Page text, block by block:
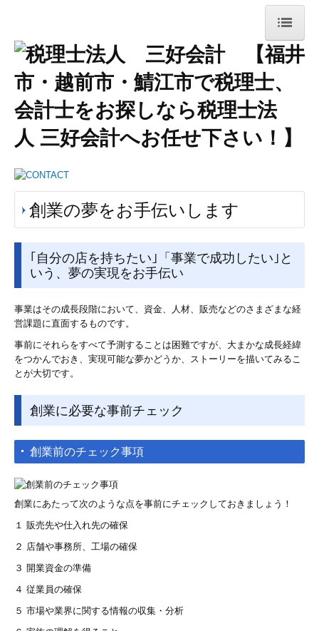
ホーム
事務所紹介
法人・個人事業者の皆様
お役立ち情報
デジタル化支援
相続税・事業承継について
お客様の声
採用情報
創業の夢をお手伝いします
｢自分の店を持ちたい｣「事業で成功したい｣と
いう、夢の実現をお手伝い
事業はその成長段階において、資金、人材、販売などのさまざまな経
営課題に直面するものです。
事前にそれらをすべて予測することは困難ですが、大まかな成長経緯
をつかんでおき、実現可能な夢かどうか、ストーリーを描いてみるこ
とが大切です。
創業に必要な事前チェック
創業前のチェック事項
創業にあたって次のような点を事前にチェックしておきましょう！
１ 販売先や仕入れ先の確保
２ 店舗や事務所、工場の確保
３ 開業資金の準備
４ 従業員の確保
５ 市場や業界に関する情報の収集・分析